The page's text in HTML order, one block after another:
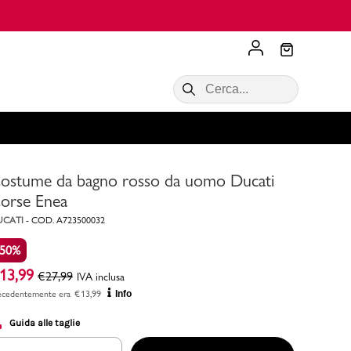
Acquista ora
CIAK
Scopri di più
Consigli
da bagno rosso da uomo Ducati
Enea
- COD. A723500032
13,99 €27,99 IVA inclusa
era €13,99 Info
Guida alle taglie